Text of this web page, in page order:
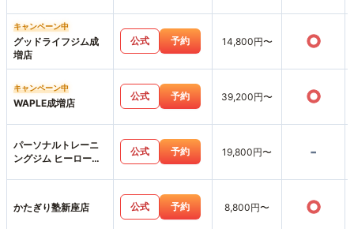
キャンペーン中
グッドライフジム成
増店
公式 予約 14,800円〜 ○
キャンペーン中
WAPLE成増店
公式 予約 39,200円〜 ○
パーソナルトレーニ
ングジム ヒーローズ
公式 予約 19,800円〜 -
かたぎり塾新座店 公式 予約 8,800円〜 ○